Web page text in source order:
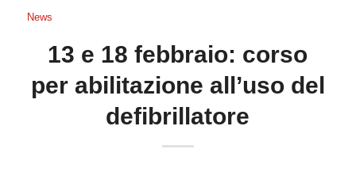
News
13 e 18 febbraio: corso
per abilitazione all’uso del
defibrillatore